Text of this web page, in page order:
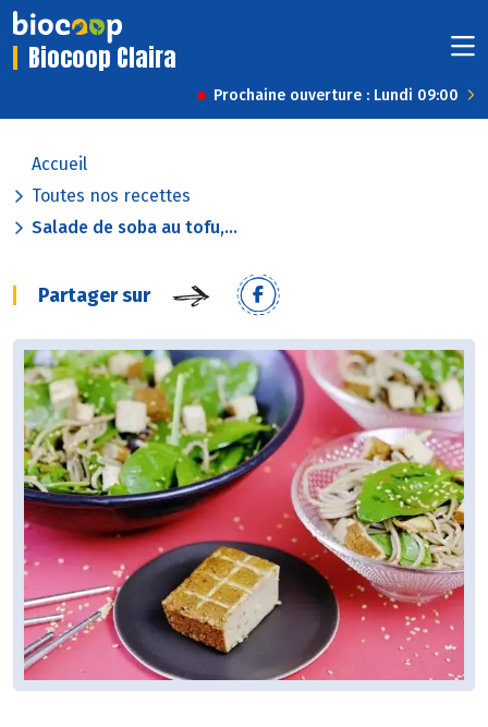
Biocoop Claira
Prochaine ouverture : Lundi 09:00
Accueil
Toutes nos recettes
Salade de soba au tofu,...
Partager sur